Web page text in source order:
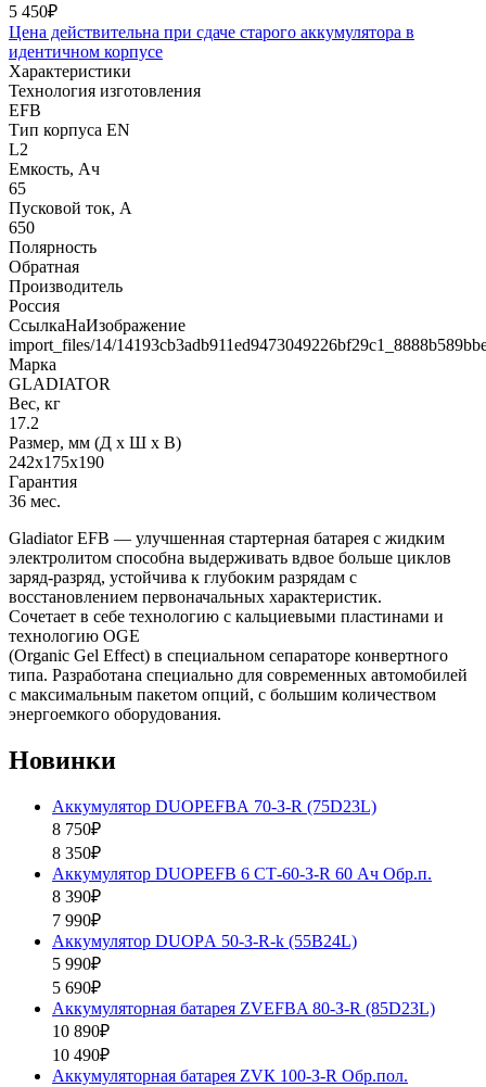
5 450₽
Цена действительна при сдаче старого аккумулятора в
идентичном корпусе
Характеристики
Технология изготовления
EFB
Тип корпуса EN
L2
Емкость, Ач
65
Пусковой ток, А
650
Полярность
Обратная
Производитель
Россия
СсылкаНаИзображение
import_files/14/
Марка
GLADIATOR
Вес, кг
17.2
Размер, мм (Д x Ш x В)
242x175x190
Гарантия
36 мес.
Gladiator EFB — улучшенная стартерная батарея с жидким
электролитом способна выдерживать вдвое больше циклов
заряд-разряд, устойчива к глубоким разрядам с
восстановлением первоначальных характеристик.
Сочетает в себе технологию с кальциевыми пластинами и
технологию OGE
(Organic Gel Effect) в специальном сепараторе конвертного
типа. Разработана специально для современных автомобилей
с максимальным пакетом опций, с большим количеством
энергоемкого оборудования.
Новинки
Аккумулятор DUOPEFBА 70-З-R (75D23L)
8 750₽
8 350₽
Аккумулятор DUOPEFB 6 СТ-60-З-R 60 Ач Обр.п.
8 390₽
7 990₽
Аккумулятор DUOPА 50-З-R-k (55B24L)
5 990₽
5 690₽
Аккумуляторная батарея ZVEFBA 80-З-R (85D23L)
10 890₽
10 490₽
Аккумуляторная батарея ZVК 100-З-R Обр.пол.